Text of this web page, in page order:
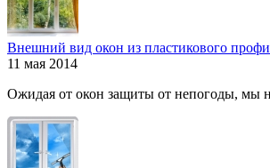
Внешний вид окон из пластикового
11 мая 2014
Ожидая от окон защиты от непогоды, мы